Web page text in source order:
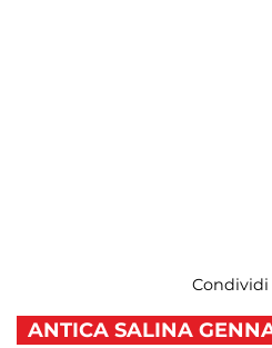
Condividi
ANTICA SALINA